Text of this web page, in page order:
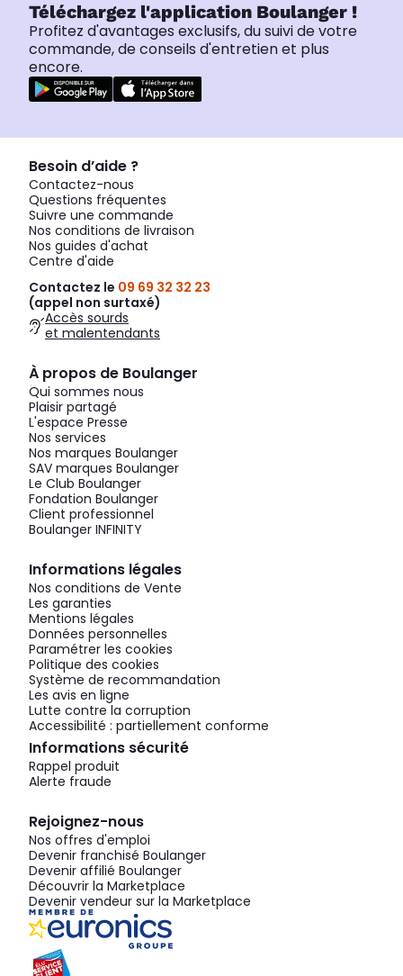
Téléchargez l'application Boulanger !
Profitez d'avantages exclusifs, du suivi de votre
commande, de conseils d'entretien et plus
encore.
Besoin d’aide ?
Contactez-nous
Questions fréquentes
Suivre une commande
Nos conditions de livraison
Nos guides d'achat
Centre d'aide
Contactez le 09 69 32 32 23
(appel non surtaxé)
Accès sourds
et malentendants
À propos de Boulanger
Qui sommes nous
Plaisir partagé
L'espace Presse
Nos services
Nos marques Boulanger
SAV marques Boulanger
Le Club Boulanger
Fondation Boulanger
Client professionnel
Boulanger INFINITY
Informations légales
Nos conditions de Vente
Les garanties
Mentions légales
Données personnelles
Paramétrer les cookies
Politique des cookies
Système de recommandation
Les avis en ligne
Lutte contre la corruption
Accessibilité : partiellement conforme
Informations sécurité
Rappel produit
Alerte fraude
Rejoignez-nous
Nos offres d'emploi
Devenir franchisé Boulanger
Devenir affilié Boulanger
Découvrir la Marketplace
Devenir vendeur sur la Marketplace